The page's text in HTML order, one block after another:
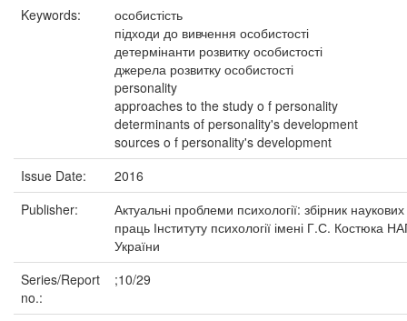
Keywords:
особистість
підходи до вивчення особистості
детермінанти розвитку особистості
джерела розвитку особистості
personality
approaches to the study o f personality
determinants of personality's development
sources o f personality's development
Issue Date:
2016
Publisher:
Актуальні проблеми психології: збірник наукових
праць Інституту психології імені Г.С. Костюка
України
Series/Report
no.:
;10/29